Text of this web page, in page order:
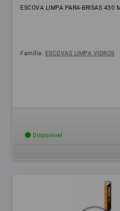
ESCOVA LIMPA PARA-BRISAS 430
Família: ESCOVAS LIMPA VIDROS
Disponível